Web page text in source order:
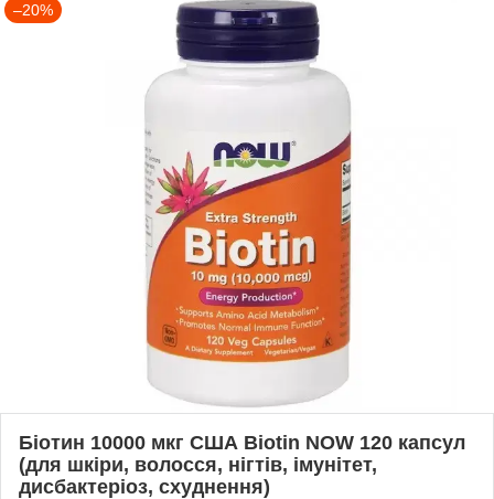
–20%
Біотин 10000 мкг США Biotin NOW 120 капсул
(для шкіри, волосся, нігтів, імунітет,
дисбактеріоз, схуднення)